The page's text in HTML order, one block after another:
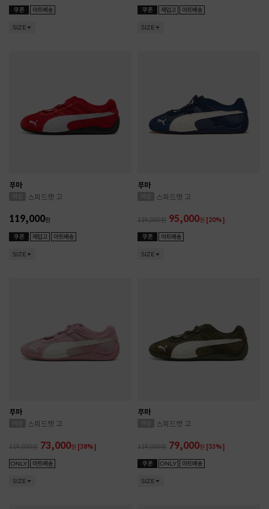
SIZE SIZE
푸마
스피드캣 고
119,000원
SIZE
푸마
스피드캣 고
119,000 95,000원 [20%]
SIZE
푸마
스피드캣 고
119,000 73,000원 [38%]
SIZE
푸마
스피드캣 고
119,000 79,000원 [33%]
SIZE